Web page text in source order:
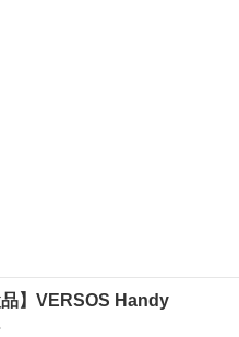
】VERSOS Handy